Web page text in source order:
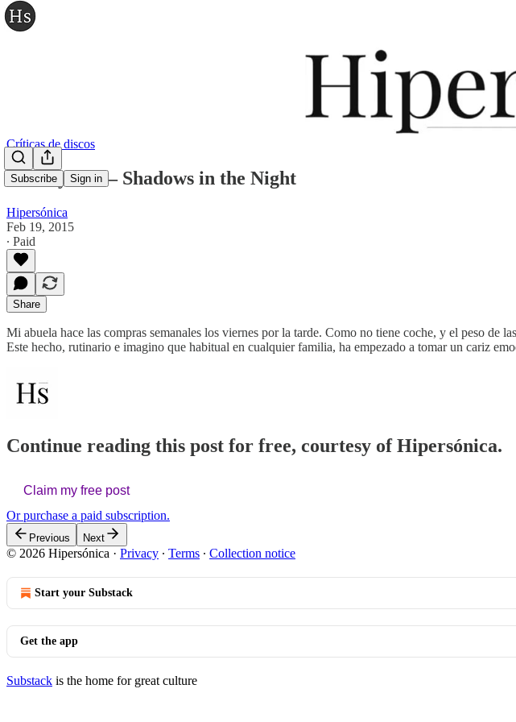
Subscribe Sign in
Críticas de discos
Bob Dylan — Shadows in the Night
Hipersónica
Feb 19, 2015
∙ Paid
Share
Mi abuela hace las compras semanales los viernes por la tarde. Como no tiene coche, y el peso de
Este hecho, rutinario e imagino que habitual en cualquier familia, ha empezado a tomar un cariz
Continue reading this post for free, courtesy of Hipersónica.
Claim my free post
Or purchase a paid subscription.
Previous Next
© 2026 Hipersónica · Privacy ∙ Terms ∙ Collection notice
Start your Substack
Get the app
Substack is the home for great culture